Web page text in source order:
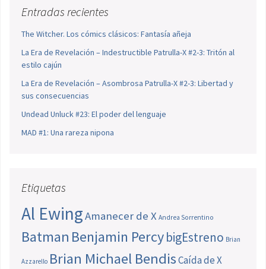
Entradas recientes
The Witcher. Los cómics clásicos: Fantasía añeja
La Era de Revelación – Indestructible Patrulla-X #2-3: Tritón al
estilo cajún
La Era de Revelación – Asombrosa Patrulla-X #2-3: Libertad y
sus consecuencias
Undead Unluck #23: El poder del lenguaje
MAD #1: Una rareza nipona
Etiquetas
Al EwingAmanecer de X Andrea Sorrentino
Batman Benjamin PercybigEstreno Brian
Azzarello Brian Michael BendisCaída de X